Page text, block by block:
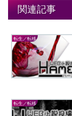
関連記事
転生／転移
転生／転移